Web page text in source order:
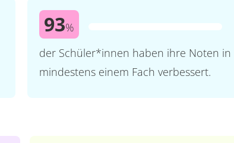
93%
der Schüler*innen haben ihre Noten in
mindestens einem Fach verbessert.